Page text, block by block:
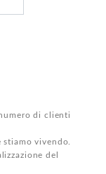
di clienti
vivendo.
del